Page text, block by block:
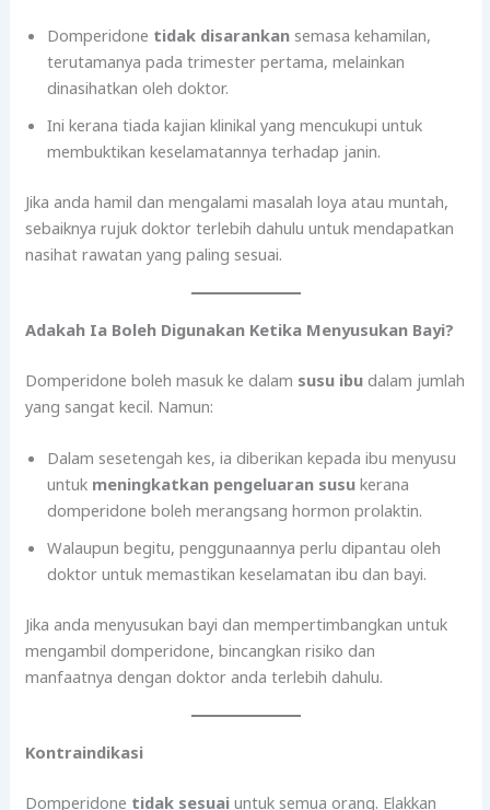
Domperidone tidak disarankan semasa kehamilan,
terutamanya pada trimester pertama, melainkan
dinasihatkan oleh doktor.
Ini kerana tiada kajian klinikal yang mencukupi untuk
membuktikan keselamatannya terhadap janin.
Jika anda hamil dan mengalami masalah loya atau muntah,
sebaiknya rujuk doktor terlebih dahulu untuk mendapatkan
nasihat rawatan yang paling sesuai.
Adakah Ia Boleh Digunakan Ketika Menyusukan Bayi?
Domperidone boleh masuk ke dalam susu ibu dalam jumlah
yang sangat kecil. Namun:
Dalam sesetengah kes, ia diberikan kepada ibu menyusu
untuk meningkatkan pengeluaran susu kerana
domperidone boleh merangsang hormon prolaktin.
Walaupun begitu, penggunaannya perlu dipantau oleh
doktor untuk memastikan keselamatan ibu dan bayi.
Jika anda menyusukan bayi dan mempertimbangkan untuk
mengambil domperidone, bincangkan risiko dan
manfaatnya dengan doktor anda terlebih dahulu.
Kontraindikasi
Domperidone tidak sesuai untuk semua orang. Elakkan